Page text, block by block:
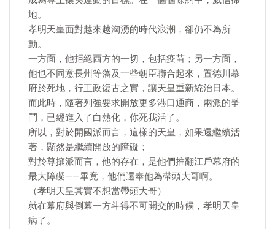
地。
孝明天皇面對越來越洶湧的時代浪潮，卻仍不為所
動。
一方面，他拒絕西方的一切，包括疫苗；另一方面，
他也不同意長州等藩及一些朝臣聯合起來，置德川幕
府於死地，行王政復古之實，讓天皇重新統治日本。
而此時，隨著列強要求開放更多港口通商，兩派的爭
鬥，已經進入了白熱化，你死我活了。
所以，對於開國派而言，這樣的天皇，如果還繼續活
著，顯然是繼續開放的障礙；
對於尊攘派而言，他的存在，是他們推翻江戶幕府的
最大障礙——畢竟，他們還奉他為帶頭大哥啊。
（孝明天皇其實不想當帶頭大哥）
就在幕府與倒幕一方斗得不可開交的時候，孝明天皇
病了。